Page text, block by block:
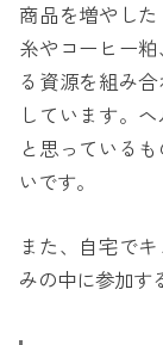
商品を増やし
糸やコーヒー
る資源を組み
しています。
と思っている
いです。
また、自宅で
みの中に参加す